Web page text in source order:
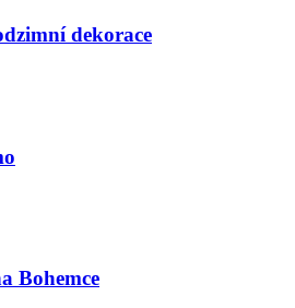
dekorace
Bohemce